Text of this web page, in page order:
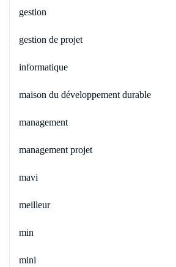
gestion
gestion de projet
informatique
maison du développement durable
management
management projet
mavi
meilleur
min
mini